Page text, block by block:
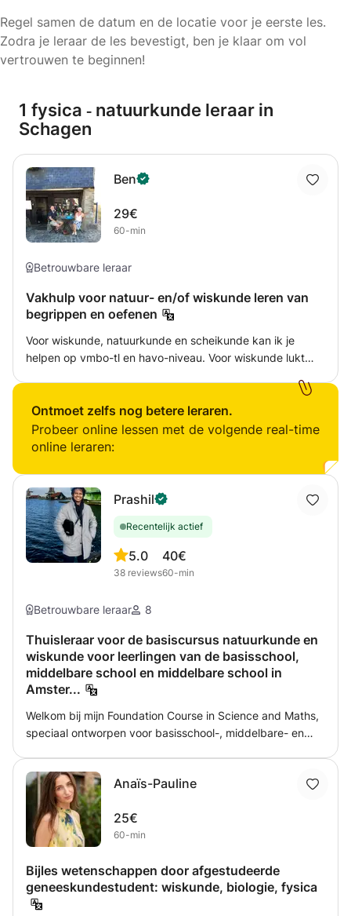
Regel samen de datum en de locatie voor je eerste les.
Zodra je leraar de les bevestigt, ben je klaar om vol
vertrouwen te beginnen!
1 fysica ‑ natuurkunde leraar in
Schagen
Ben
29€
60-min
Betrouwbare leraar
Vakhulp voor natuur- en/of wiskunde leren van
begrippen en oefenen
Voor wiskunde, natuurkunde en scheikunde kan ik je
helpen op vmbo-tl en havo-niveau. Voor wiskunde lukt
kan zetten om moeilijke begrippen uit te leggen.
Basisschoolleerlingen kan ik helpen met rekenen.
Ontmoet zelfs nog betere leraren.
Probeer online lessen met de volgende real-time
online leraren:
Prashil
Recentelijk actief
5.0
38 reviews
40€
60-min
Betrouwbare leraar 8
Thuisleraar voor de basiscursus natuurkunde en
wiskunde voor leerlingen van de basisschool,
middelbare school en middelbare school in
Amster...
Welkom bij mijn Foundation Course in Science and Maths,
speciaal ontworpen voor basisschool-, middelbare- en
cruciale vakken, zodat leerlingen academisch uitblinken
en een oprechte liefde voor leren ontwikkelen. Mijn
onderwijsaanpak is gericht op het leuk en boeiend maken
van leren. Ik integreer interactieve activiteiten en
wetenschap en wiskunde tot leven te brengen. Door
studenten te betrekken bij deze dynamische
leerervaringen, streef ik ernaar om abstracte concepten
Anaïs-Pauline
25€
60-min
Bijles wetenschappen door afgestudeerde
geneeskundestudent: wiskunde, biologie, fysica